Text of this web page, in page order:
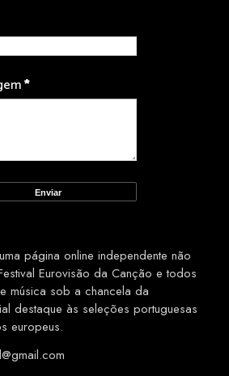
*
página online independente não
Eurovisão da Canção e todos
música sob a chancela da
destaque às seleções portuguesas
europeus.